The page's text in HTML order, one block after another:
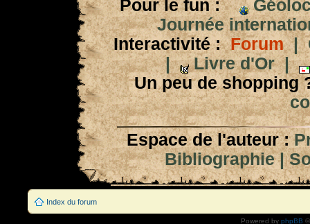
Pour le fun :
Journée
Interactivité : Forum|
|
Livre d'Or|
Un peu de shopping
Espace de l'auteur :
Bibliographie|
Index du forum
Powered by phpBB